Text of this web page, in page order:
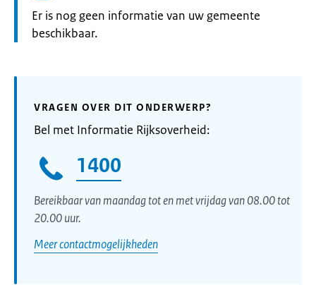
Informatie:
Er is nog geen informatie van uw gemeente
beschikbaar.
VRAGEN OVER DIT ONDERWERP?
Bel met Informatie Rijksoverheid:
1400
Bereikbaar van maandag tot en met vrijdag van 08.00 tot
20.00 uur.
Meer contactmogelijkheden